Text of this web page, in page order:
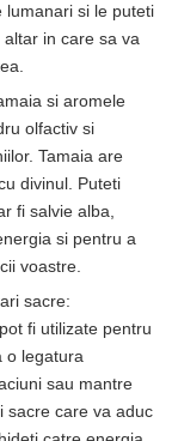
lumanari si le puteti
in care sa va
si aromele
olfactiv si
Tamaia are
divinul. Puteti
fi salvie alba,
si pentru a
voastre.
sacre:
fi utilizate pentru
o legatura
sau mantre
sacre care va aduc